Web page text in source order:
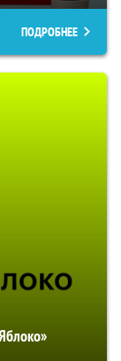
ПОДРОБНЕЕ